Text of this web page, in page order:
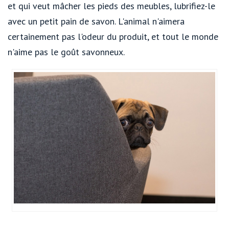
et qui veut mâcher les pieds des meubles, lubrifiez-le
avec un petit pain de savon. L'animal n'aimera
certainement pas l'odeur du produit, et tout le monde
n'aime pas le goût savonneux.